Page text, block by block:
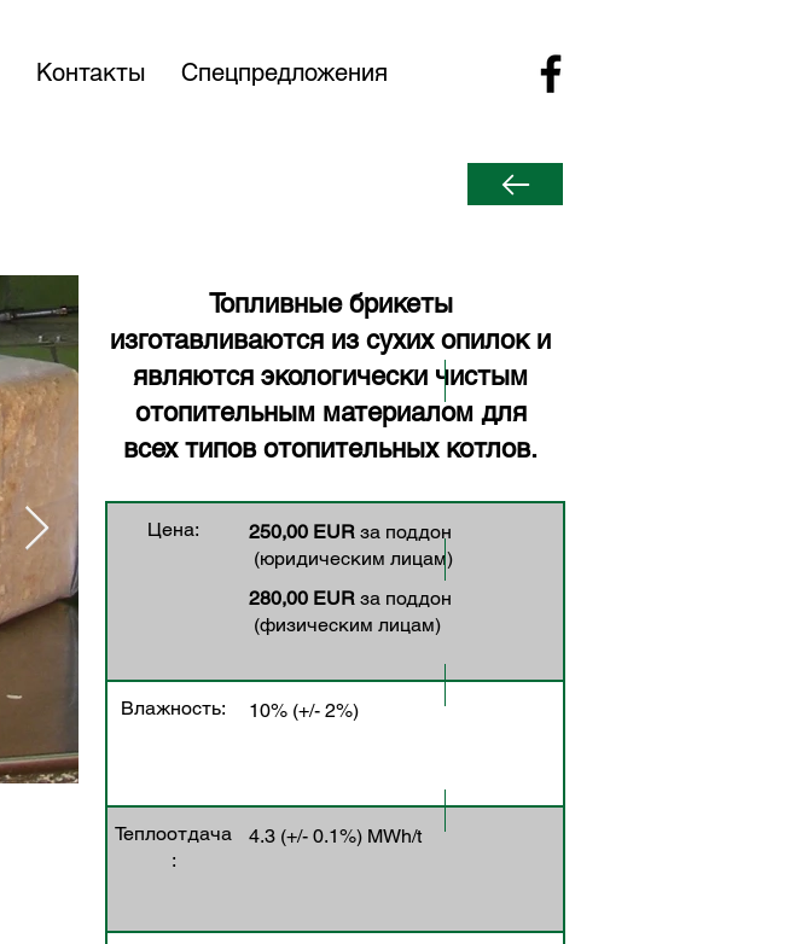
Контакты Спецпредложения
Топливные брикеты
изготавливаются из сухих опилок и
являются экологически чистым
отопительным материалом для
всех типов отопительных котлов.
Цена: 250,00 EUR за поддон
(юридическим лицам)
280,00 EUR за поддон
(физическим лицам)
Влажность: 10% (+/- 2%)
Теплоотдача
:
4.3 (+/- 0.1%) MWh/t